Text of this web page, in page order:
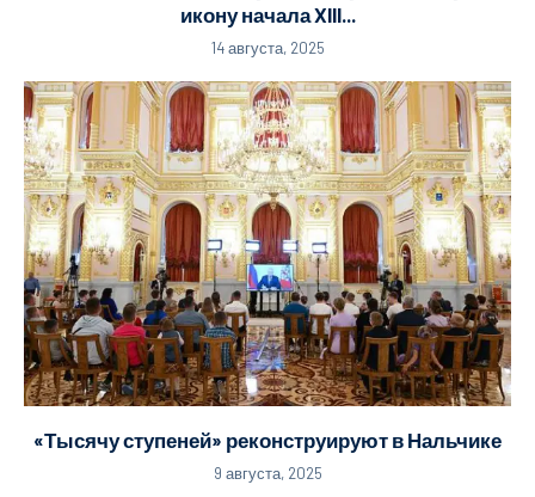
икону начала XIII...
14 августа, 2025
«Тысячу ступеней» реконструируют в Нальчике
9 августа, 2025